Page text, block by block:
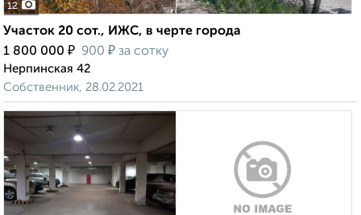
12
Участок 20 сот., ИЖС, в черте города
1 800 000 ₽ 900 ₽ за сотку
Нерпинская 42
Собственник, 28.02.2021